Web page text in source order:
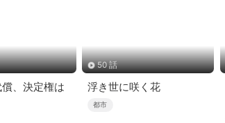
、決定権は
50 話
浮き世に咲く花
都市